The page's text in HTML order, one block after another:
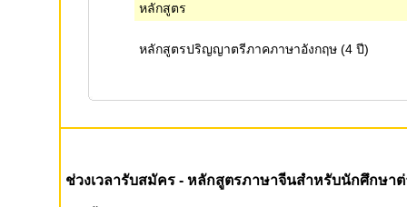
หลักสูตร
หลักสูตรปริญญาตรีภาคภาษาอังกฤษ (4 ปี)
ช่วงเวลารับสมัคร - หลักสูตรภาษาจีนสำหรับนักศึกษาต่